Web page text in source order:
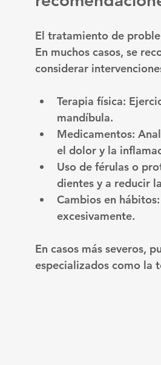
El tratamiento de
En muchos casos, se
considerar
Terapia física:
mandíbula.
Medicamentos:
el dolor y la
Uso de férulas o
dientes y a reducir
Cambios en hábitos
excesivamente.
En casos más severos,
especializados como la